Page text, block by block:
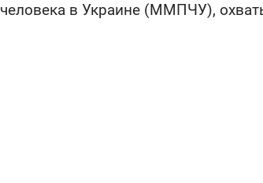
человека в Украине (ММПЧУ),